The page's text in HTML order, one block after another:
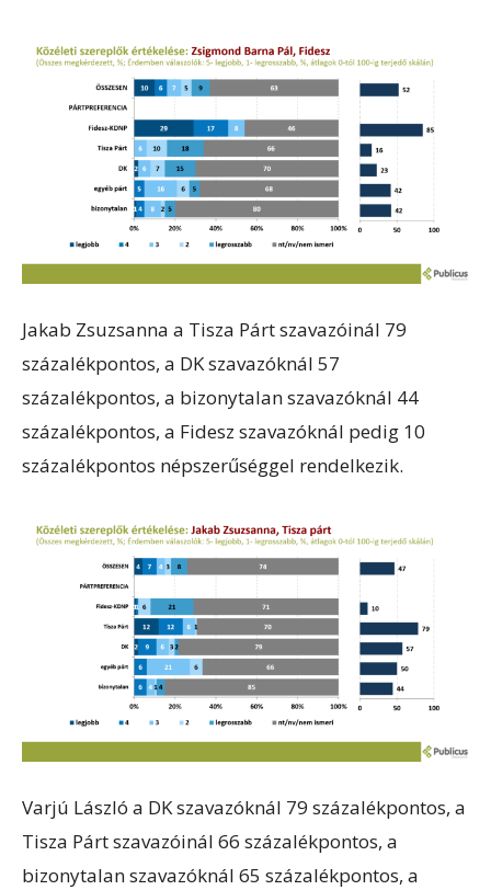
Jakab Zsuzsanna a Tisza Párt szavazóinál 79
százalékpontos, a DK szavazóknál 57
százalékpontos, a bizonytalan szavazóknál 44
százalékpontos, a Fidesz szavazóknál pedig 10
százalékpontos népszerűséggel rendelkezik.
Varjú László a DK szavazóknál 79 százalékpontos, a
Tisza Párt szavazóinál 66 százalékpontos, a
bizonytalan szavazóknál 65 százalékpontos, a